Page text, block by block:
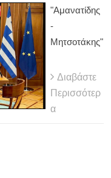
"Αμανατίδης
-
Μητσοτάκης"
Διαβάστε
Περισσότερ
α